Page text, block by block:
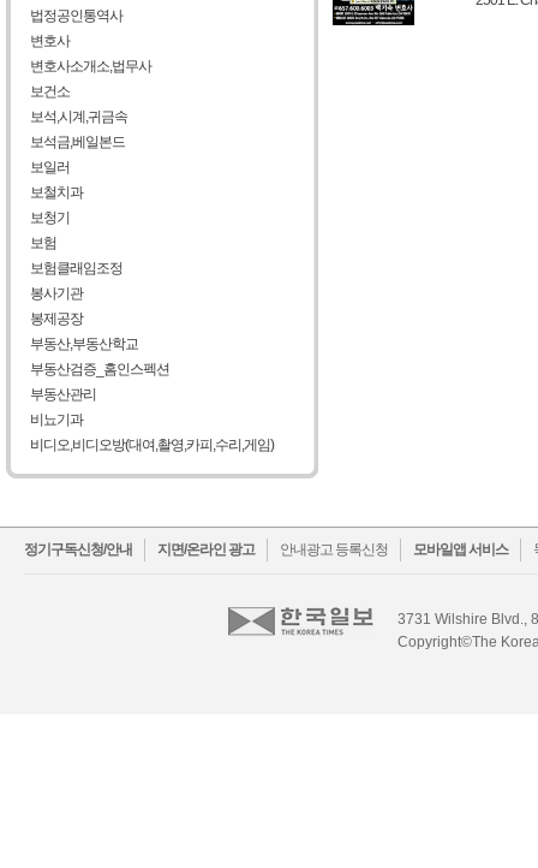
법정공인통역사
변호사
변호사소개소,법무사
보건소
보석,시계,귀금속
보석금,베일본드
보일러
보철치과
보청기
보험
보험클래임조정
봉사기관
봉제공장
부동산,부동산학교
부동산검증_홈인스펙션
부동산관리
비뇨기과
비디오,비디오방(대여,촬영,카피,수리,게임)
정기구독신청/안내 지면/온라인 광고 안내광고 등록신청 모바일앱 서비스
facebook
twitter
3731 Wilshire Blvd.,
Copyright©The